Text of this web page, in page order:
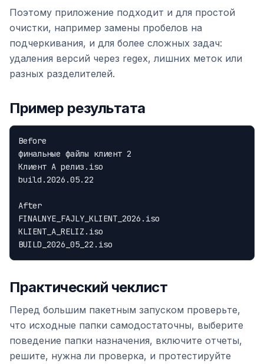
Поэтому приложение подходит и для простой
очистки, например замены пробелов на
подчеркивания, и для более сложных задач:
удаления версий через regex, лишних меток или
разных разделителей.
Пример результата
Before
финальные файлы клиент 2
Клиент A релиз.iso
build.2026.05.22
After
FINALNYE_FAJLY_KLIENT_2026.iso
KLIENT_A_RELIZ.iso
Практический чеклист
Перед большим пакетным запуском проверьте,
что исходные папки самодостаточны, выберите
поведение папки назначения, включите отчеты,
решите, нужна ли проверка, и протестируйте